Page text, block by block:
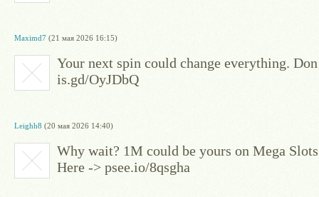
Maximd7 (21 мая 2026 16:15)
Your next spin could change everything.
is.gd/OyJDbQ
Leighh8 (20 мая 2026 14:40)
Why wait? 1M could be yours on Mega
Here -> psee.io/8qsgha